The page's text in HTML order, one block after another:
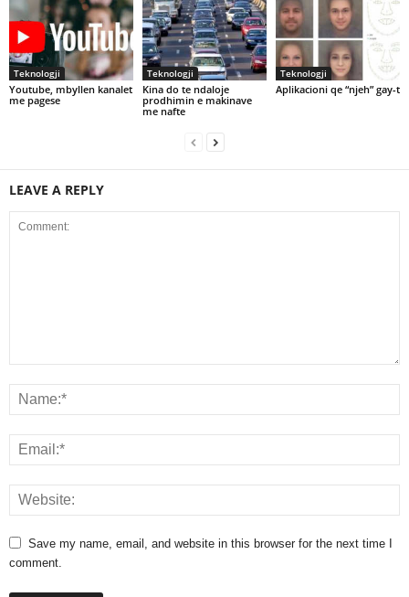
Teknologji
Youtube, mbyllen kanalet
me pagese
Teknologji
Kina do te ndaloje
prodhimin e makinave
me nafte
Teknologji
Aplikacioni qe “njeh” gay-t
LEAVE A REPLY
Save my name, email, and website in this browser for the next time I
comment.